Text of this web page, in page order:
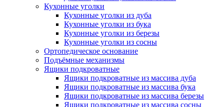
Кухонные уголки
Кухонные уголки из дуба
Кухонные уголки из бука
Кухонные уголки из березы
Кухонные уголки из сосны
Ортопедическое основание
Подъёмные механизмы
Ящики подкроватные
Ящики подкроватные из массива дуба
Ящики подкроватные из массива бука
Ящики подкроватные из массива березы
Ящики подкроватные из массива сосны